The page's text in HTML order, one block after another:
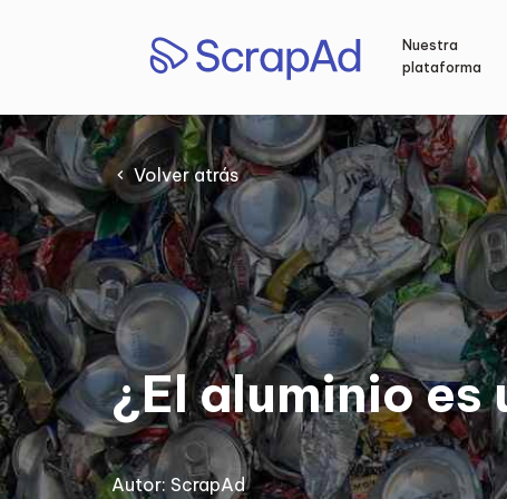
Nuestra
plataforma
Volver atrás
¿El aluminio
Autor: ScrapAd